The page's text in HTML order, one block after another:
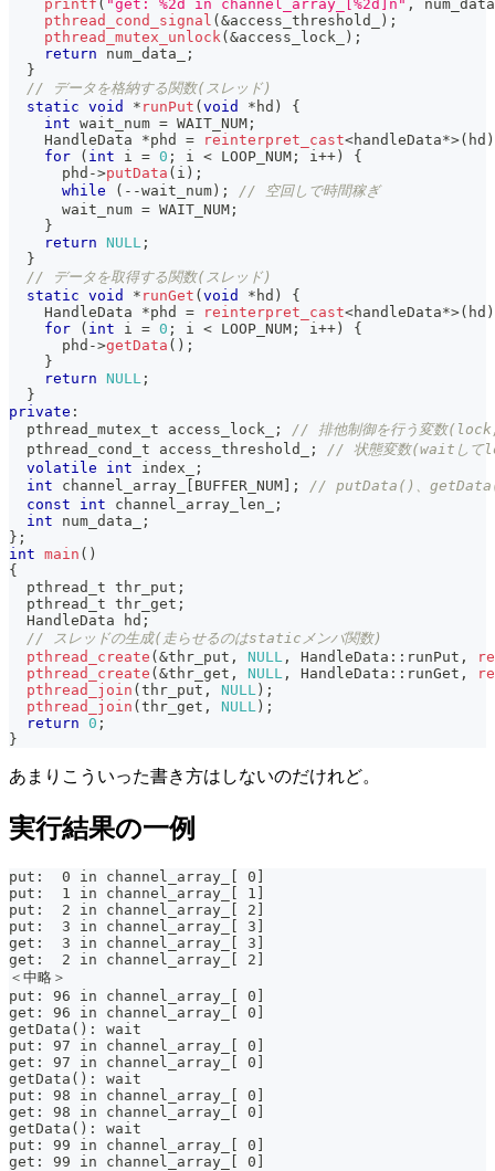
printf ( "get: %2d in channel_array_[%2d]n" ,
pthread_cond_signal ( &access_threshold_ ) ;
pthread_mutex_unlock ( &access_lock_ ) ;
return num_data_
;
}
// データを格納する関数(スレッド)
static void * runPut ( void * hd )
{
int wait_num = WAIT_NUM ;
    HandleData
*phd = reinterpret_cast<handleData*>( hd )
for
( int i = 0 ; i < LOOP_NUM ; i ++ )
{
      phd
->putData ( i ) ;
while
( --wait_num ) ;
// 空回しで時間稼ぎ
      wait_num
= WAIT_NUM ;
}
return NULL ;
}
// データを取得する関数(スレッド)
static void * runGet ( void * hd )
{
    HandleData
*phd = reinterpret_cast<handleData*>( hd )
for
( int i = 0 ; i < LOOP_NUM ; i ++ )
{
      phd
->getData ( ) ;
}
return NULL ;
}
private :
  pthread_mutex_t access_lock_
;
// 排他制御を行う変数
  pthread_cond_t access_threshold_
;
// 状態変数(waitして
volatile
int index_
;
int channel_array_ BUFFER_NUM ;
// putData()、getData()
const
int channel_array_len_
;
int num_data_
;
} ;
int main ( )
{
  pthread_t thr_put
;
  pthread_t thr_get
;
  HandleData hd
;
// スレッドの生成(走らせるのはstaticメンバ関数)
pthread_create ( &thr_put , NULL , HandleData :: runPut ,
pthread_create ( &thr_get , NULL , HandleData :: runGet ,
pthread_join ( thr_put , NULL ) ;
pthread_join ( thr_get , NULL ) ;
return 0 ;
}
あまりこういった書き方はしないのだけれど。
実行結果の一例
put:  0 in channel_array_[ 0]
put:  1 in channel_array_[ 1]
put:  2 in channel_array_[ 2]
put:  3 in channel_array_[ 3]
get:  3 in channel_array_[ 3]
get:  2 in channel_array_[ 2]
＜中略＞
put: 96 in channel_array_[ 0]
get: 96 in channel_array_[ 0]
getData(): wait
put: 97 in channel_array_[ 0]
get: 97 in channel_array_[ 0]
getData(): wait
put: 98 in channel_array_[ 0]
get: 98 in channel_array_[ 0]
getData(): wait
put: 99 in channel_array_[ 0]
get: 99 in channel_array_[ 0]